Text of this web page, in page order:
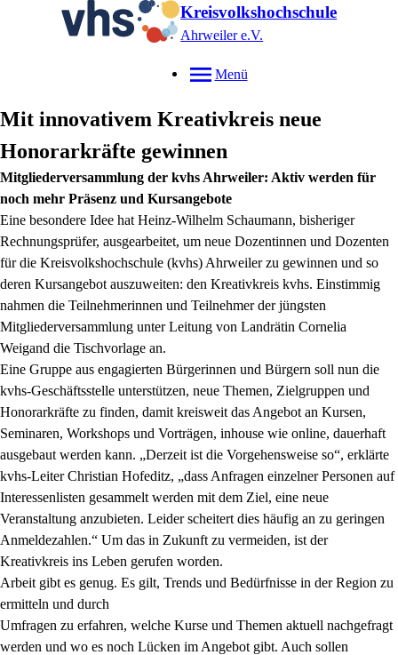
Kreisvolkshochschule
Ahrweiler e.V.
Menü
Mit innovativem Kreativkreis neue
Honorarkräfte gewinnen
Mitgliederversammlung der kvhs Ahrweiler: Aktiv werden für
noch mehr Präsenz und Kursangebote
Eine besondere Idee hat Heinz-Wilhelm Schaumann, bisheriger
Rechnungsprüfer, ausgearbeitet, um neue Dozentinnen und Dozenten
für die Kreisvolkshochschule (kvhs) Ahrweiler zu gewinnen und so
deren Kursangebot auszuweiten: den Kreativkreis kvhs. Einstimmig
nahmen die Teilnehmerinnen und Teilnehmer der jüngsten
Mitgliederversammlung unter Leitung von Landrätin Cornelia
Weigand die Tischvorlage an.
Eine Gruppe aus engagierten Bürgerinnen und Bürgern soll nun die
kvhs-Geschäftsstelle unterstützen, neue Themen, Zielgruppen und
Honorarkräfte zu finden, damit kreisweit das Angebot an Kursen,
Seminaren, Workshops und Vorträgen, inhouse wie online, dauerhaft
ausgebaut werden kann. „Derzeit ist die Vorgehensweise so“, erklärte
kvhs-Leiter Christian Hofeditz, „dass Anfragen einzelner Personen auf
Interessenlisten gesammelt werden mit dem Ziel, eine neue
Veranstaltung anzubieten. Leider scheitert dies häufig an zu geringen
Anmeldezahlen.“ Um das in Zukunft zu vermeiden, ist der
Kreativkreis ins Leben gerufen worden.
Arbeit gibt es genug. Es gilt, Trends und Bedürfnisse in der Region zu
ermitteln und durch
Umfragen zu erfahren, welche Kurse und Themen aktuell nachgefragt
werden und wo es noch Lücken im Angebot gibt. Auch sollen